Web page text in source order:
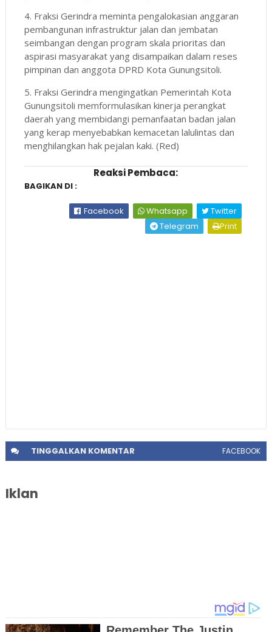
4. Fraksi Gerindra meminta pengalokasian anggaran
pembangunan infrastruktur jalan dan jembatan
seimbangan dengan program skala prioritas dan
aspirasi masyarakat yang disampaikan dalam reses
pimpinan dan anggota DPRD Kota Gunungsitoli.
5. Fraksi Gerindra mengingatkan Pemerintah Kota
Gunungsitoli memformulasikan kinerja perangkat
daerah yang membidangi pemanfaatan badan jalan
yang kerap menyebabkan kemacetan lalulintas dan
menghilangkan hak pejalan kaki. (Red)
Reaksi Pembaca:
BAGIKAN DI :
Facebook Whatsapp
Twitter
Telegram
Print
TINGGALKANKOMENTAR FACEBOOK
Iklan